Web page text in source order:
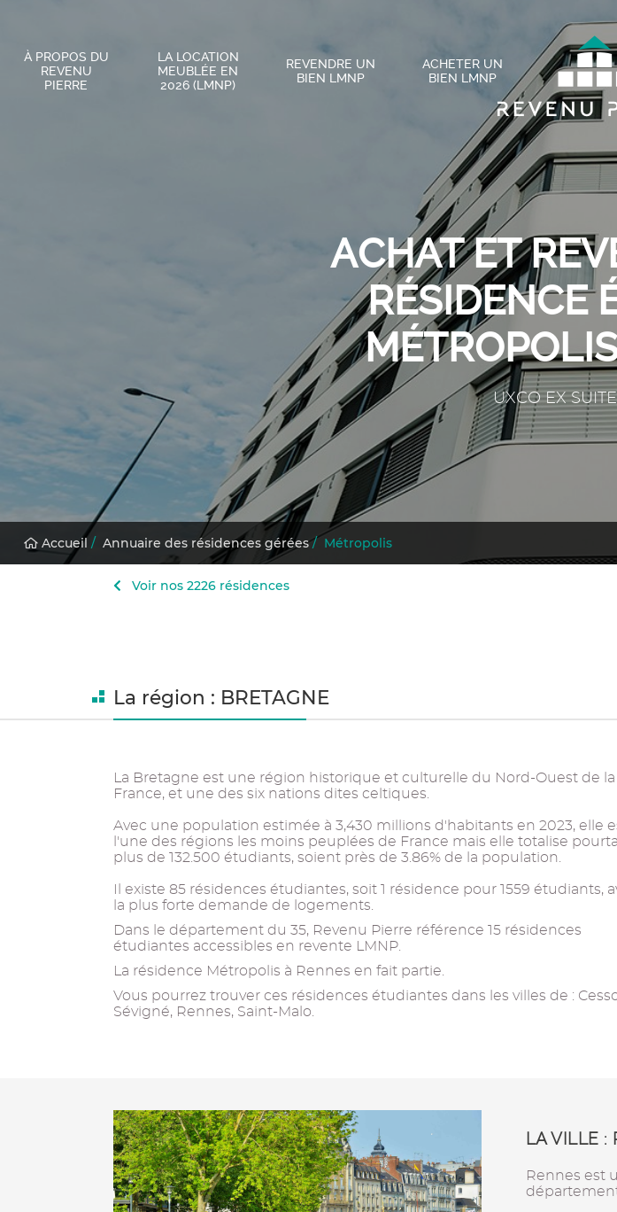
À PROPOS DU
REVENU
PIERRE
LA LOCATION
MEUBLÉE EN
2026 (LMNP)
REVENDRE UN
BIEN LMNP
ACHETER UN
BIEN LMNP
ACHAT ET
RÉSIDENCE
UXCO EX
Accueil / Annuaire des résidences gérées / Métropolis
Voir nos 2226 résidences
La région : BRETAGNE
La Bretagne est une région historique et culturelle du Nord-Ouest de la
France, et une des six nations dites celtiques.
Avec une population estimée à 3,430 millions d'habitants en 2023, elle
l'une des régions les moins peuplées de France mais elle totalise
plus de 132.500 étudiants, soient près de 3.86% de la population.
Il existe 85 résidences étudiantes, soit 1 résidence pour 1559 étudiants,
la plus forte demande de logements.
Dans le département du 35, Revenu Pierre référence 15 résidences
étudiantes accessibles en revente LMNP.
La résidence Métropolis à Rennes en fait partie.
Vous pourrez trouver ces résidences étudiantes dans les villes de :
Sévigné, Rennes, Saint-Malo.
LA VILLE :
Rennes est